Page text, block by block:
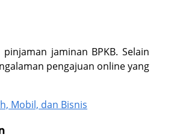
jaminan BPKB. Selain
pengajuan online yang
Mobil, dan Bisnis